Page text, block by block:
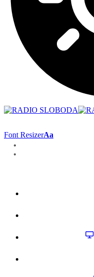
Font ResizerAa